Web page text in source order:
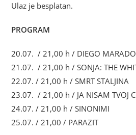
Ulaz je besplatan.
PROGRAM
20.07. / 21,00 h / DIEGO
21.07. / 21,00 h / SONJA: THE
22.07. / 21,00 h / SMRT STALJINA
23.07. / 21,00 h / JA NISAM TVOJ
24.07. / 21,00 h / SINONIMI
25.07. / 21,00 / PARAZIT